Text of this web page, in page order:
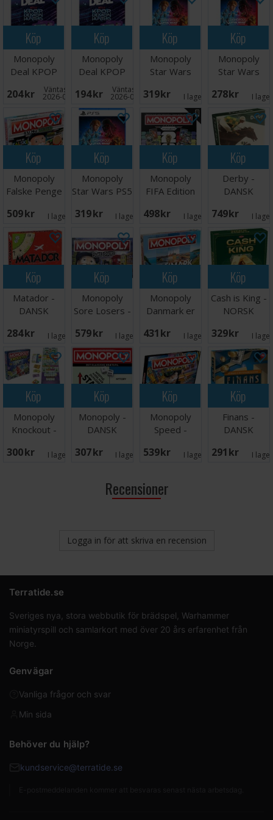
Köp
Monopoly
Deal KPOP
Demon
Hunters
204 SEK Väntas in:
2026-08-31
Köp
Monopoly
Deal KPOP
Demon
Hunters -
NORSK
194 SEK Väntas in:
2026-08-31
Köp
Monopoly
Star Wars
319 SEK I lager: 1
Köp
Monopoly
Star Wars
278 SEK I
Köp
Monopoly
Falske Penge
509 SEK I lager: 2
Köp
Monopoly
Star Wars PS5
319 SEK I lager: 1
Köp
Monopoly
FIFA Edition
498 SEK I lager:
Köp
Derby -
DANSK
749 SEK I
Köp
Matador -
DANSK
284 SEK I lager: 6
Köp
Monopoly
Sore Losers -
579 SEK I lager: 2
Köp
Monopoly
Danmark er
DANSK
431 SEK I lager: 6
Köp
Cash is King -
NORSK
329 SEK I
Köp
Monopoly
Knockout -
300 SEK I lager: 2
Köp
Monopoly -
DANSK
307 SEK I lager: 2
Köp
Monopoly
Speed -
539 SEK I lager: 2
Köp
Finans -
DANSK
291 SEK I
Recensioner
Logga in för att skriva en recension
Terratide.se
Sveriges nya, stora webbutik för brädspel, Warhammer
miniatyrspill och samlarkort med över 20 års erfarenhet från
Norge.
Genvägar
Vanliga frågor och svar
Min sida
Behöver du hjälp?
kundservice@terratide.se